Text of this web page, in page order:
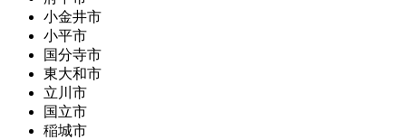
小金井市
小平市
国分寺市
東大和市
立川市
国立市
稲城市